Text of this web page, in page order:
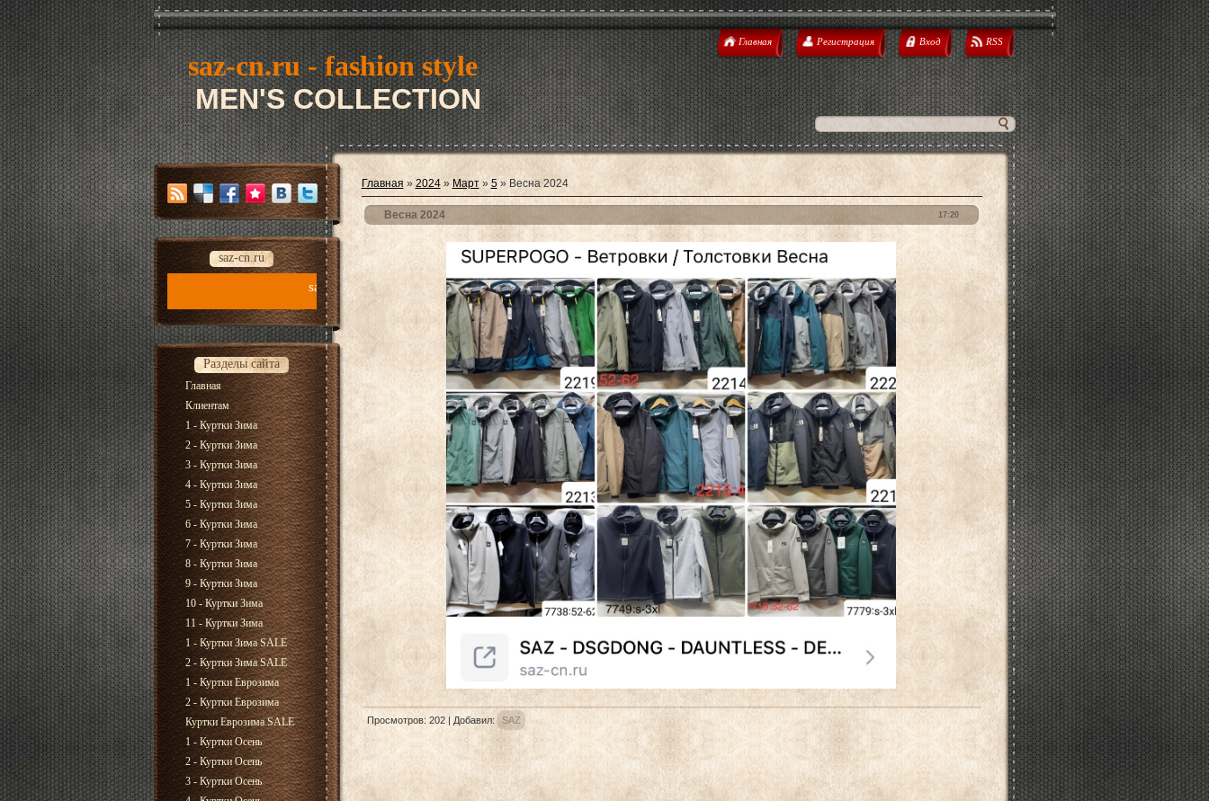
saz-cn.ru - fashion style
MEN'S COLLECTION
Главная Регистрация Вход RSS
saz-cn.ru
saz-cn.ru - fashion style new collection 2026
Разделы сайта
Главная
Клиентам
1 - Куртки Зима
2 - Куртки Зима
3 - Куртки Зима
4 - Куртки Зима
5 - Куртки Зима
6 - Куртки Зима
7 - Куртки Зима
8 - Куртки Зима
9 - Куртки Зима
10 - Куртки Зима
11 - Куртки Зима
1 - Куртки Зима SALE
2 - Куртки Зима SALE
1 - Куртки Еврозима
2 - Куртки Еврозима
Куртки Еврозима SALE
1 - Куртки Осень
2 - Куртки Осень
3 - Куртки Осень
Главная » 2024 » Март » 5» Весна 2024
17:20
Весна 2024
Просмотров: 202| Добавил: SAZ